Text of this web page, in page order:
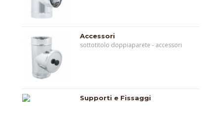
Accessori
sottotitolo doppiaparete - accessori
Supporti e Fissaggi